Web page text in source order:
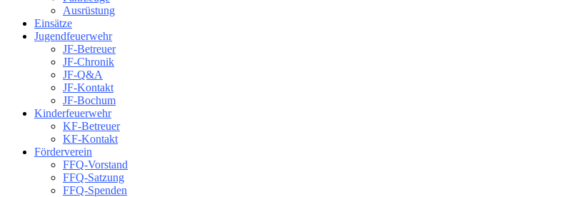
Ausrüstung
Einsätze
Jugendfeuerwehr
JF-Betreuer
JF-Chronik
JF-Q&A
JF-Kontakt
JF-Bochum
Kinderfeuerwehr
KF-Betreuer
KF-Kontakt
Förderverein
FFQ-Vorstand
FFQ-Satzung
FFQ-Spenden